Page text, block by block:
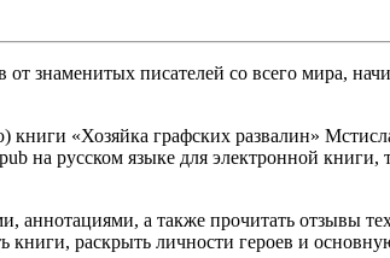
знаменитых писателей со всего мира,
«Хозяйка графских развалин»
на русском языке для электронной
аннотациями, а также прочитать отзывы
раскрыть личности героев и